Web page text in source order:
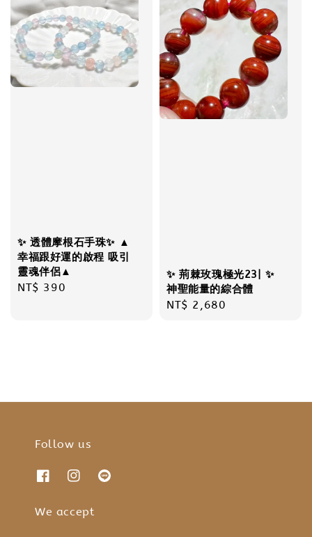
✨ 透體摩根石手珠✨ ▲
幸福跟好運的啟程 吸引
靈魂伴侶▲
Regular
NT$ 390
✨ 荊棘玫瑰極光23| ✨
神聖能量的綜合體
Regular
NT$ 2,680
Follow us
We accept